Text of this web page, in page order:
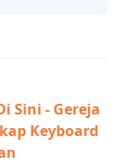
Sini - Gereja
Keyboard